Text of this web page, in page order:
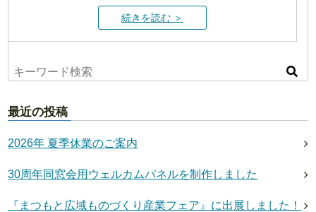
続きを読む ＞
最近の投稿
2026年 夏季休業のご案内
30周年同窓会用ウェルカムパネルを制作しました
『まつもと広域ものづくり産業フェア』に出展しました！